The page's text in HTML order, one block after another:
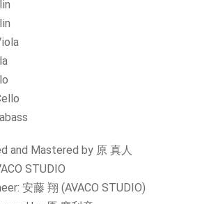
and Mastered by 原 真人
STUDIO
安藤 翔 (AVACO STUDIO)